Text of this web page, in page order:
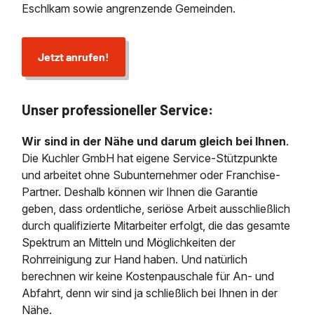
Eschlkam sowie angrenzende Gemeinden.
Jetzt anrufen!
Unser professioneller Service:
Wir sind in der Nähe und darum gleich bei Ihnen.
Die Kuchler GmbH hat eigene Service-Stützpunkte
und arbeitet ohne Subunternehmer oder Franchise-
Partner. Deshalb können wir Ihnen die Garantie
geben, dass ordentliche, seriöse Arbeit ausschließlich
durch qualifizierte Mitarbeiter erfolgt, die das gesamte
Spektrum an Mitteln und Möglichkeiten der
Rohrreinigung zur Hand haben. Und natürlich
berechnen wir keine Kostenpauschale für An- und
Abfahrt, denn wir sind ja schließlich bei Ihnen in der
Nähe.